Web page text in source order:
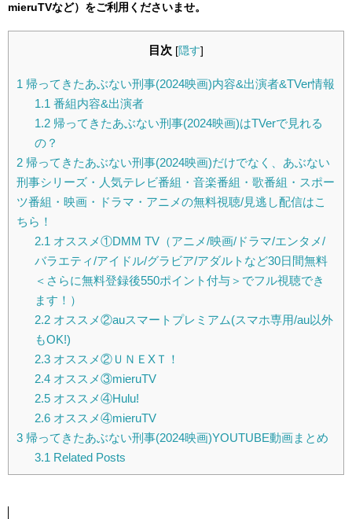
mieruTVなど）をご利用くださいませ。
目次 [隠す]
1 帰ってきたあぶない刑事(2024映画)内容&出演者&TVer情報
1.1 番組内容&出演者
1.2帰ってきたあぶない刑事(2024映画)はTVerで見れる
の？
2 帰ってきたあぶない刑事(2024映画)だけでなく、あぶない
刑事シリーズ・人気テレビ番組・音楽番組・歌番組・スポー
ツ番組・映画・ドラマ・アニメの無料視聴/見逃し配信はこ
ちら！
2.1 オススメ①DMM TV（アニメ/映画/ドラマ/エンタメ/
バラエティ/アイドル/グラビア/アダルトなど30日間無料
＜さらに無料登録後550ポイント付与＞でフル視聴でき
ます！）
2.2オススメ②auスマートプレミアム(スマホ専用/au以外
もOK!)
2.3オススメ②ＵＮＥXＴ！
2.4オススメ③mieruTV
2.5オススメ④Hulu!
2.6オススメ④mieruTV
3 帰ってきたあぶない刑事(2024映画)YOUTUBE動画まとめ
3.1 Related Posts